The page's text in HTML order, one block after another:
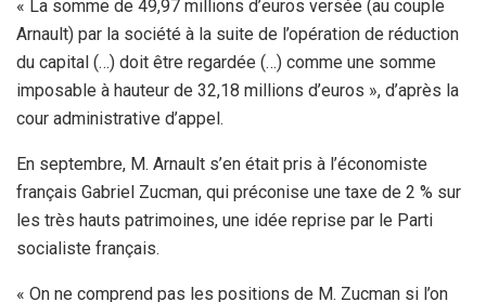
« La somme de 49,97 millions d’euros versée (au couple
Arnault) par la société à la suite de l’opération de réduction
du capital (…) doit être regardée (…) comme une somme
imposable à hauteur de 32,18 millions d’euros », d’après la
cour administrative d’appel.
En septembre, M. Arnault s’en était pris à l’économiste
français Gabriel Zucman, qui préconise une taxe de 2 % sur
les très hauts patrimoines, une idée reprise par le Parti
socialiste français.
« On ne comprend pas les positions de M. Zucman si l’on